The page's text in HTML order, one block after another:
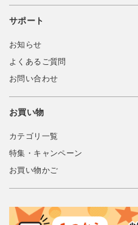
サポート
お知らせ
よくあるご質問
お問い合わせ
お買い物
カテゴリ一覧
特集・キャンペーン
お買い物かご